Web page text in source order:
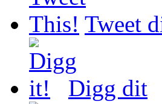
Tweet
Digg dit